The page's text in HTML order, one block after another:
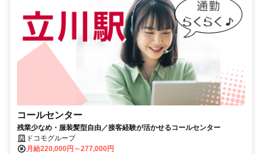
コールセンター
残業少なめ・服装髪型自由／接客経験が活かせるコールセンター
ドコモグループ
月給220,000円～277,000円